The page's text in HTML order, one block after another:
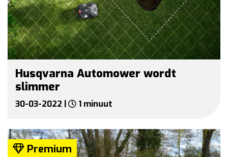
Husqvarna Automower wordt
slimmer
30-03-2022 | 1 minuut
Premium